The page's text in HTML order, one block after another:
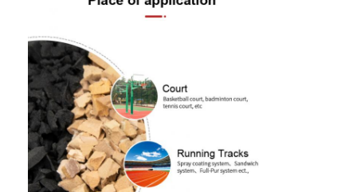
স্পোর্টস রাবারের মেঝে
খেলার মাঠের রাবার মেঝে
ফিটনেস রাবার মেঝে